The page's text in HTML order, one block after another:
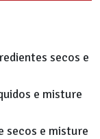
secos e
e misture
secos e misture